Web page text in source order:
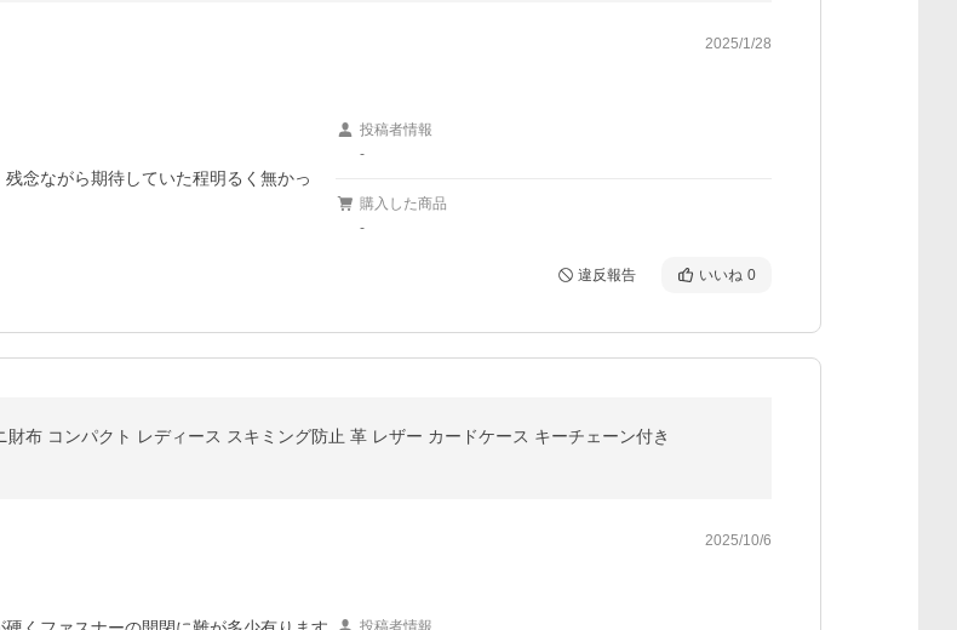
2025/1/28
念ながら期待していた程明るく無かっ
投稿者情報
-
購入した商品
-
違反報告 いいね 0
布 コンパクト レディース スキミング防止 革 レザー カードケース キーチェーン付き
2025/10/6
投稿者情報